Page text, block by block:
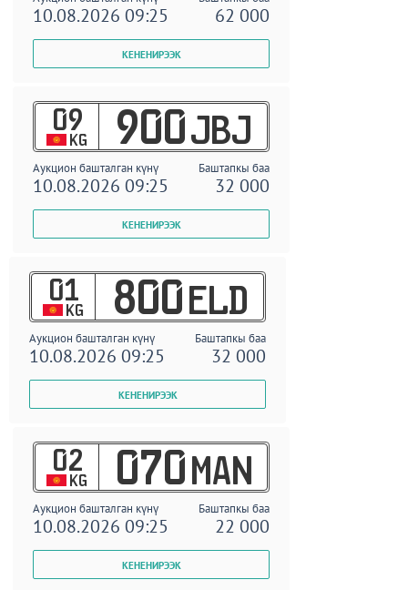
10.08.2026 09:25 62 000
09
KG 900 JBJ
Аукцион башталган күнү Баштапкы баа
10.08.2026 09:25 32 000
01
KG 800 ELD
Аукцион башталган күнү Баштапкы баа
10.08.2026 09:25 32 000
02
KG 070 MAN
Аукцион башталган күнү Баштапкы баа
10.08.2026 09:25 22 000